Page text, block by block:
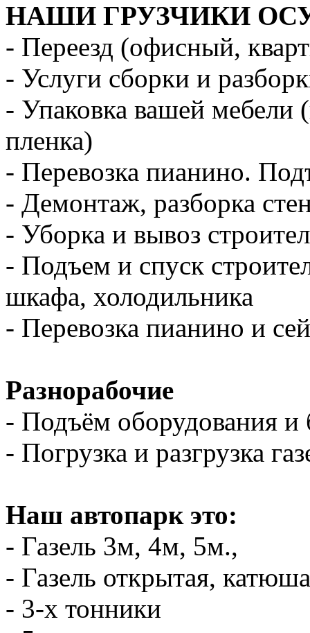
НАШИ ГРУЗЧИКИ
- Переезд (офисный,
- Услуги сборки и
- Упаковка вашей мебели
пленка)
- Перевозка пианино.
- Демонтаж, разборка
- Уборка и вывоз
- Подъем и спуск
шкафа, холодильника
- Перевозка пианино и
Разнорабочие
- Подъём оборудования и
- Погрузка и разгрузка
Наш автопарк это:
- Газель 3м, 4м, 5м.,
- Газель открытая,
- 3-х тонники